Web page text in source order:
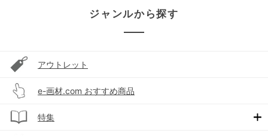
ジャンルから探す
アウトレット
e-画材.com おすすめ商品
特集